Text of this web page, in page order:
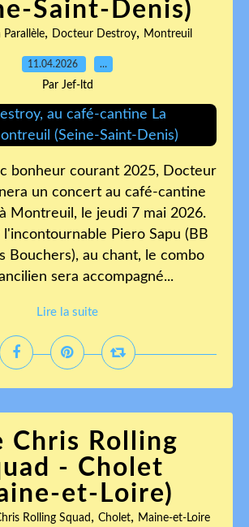
Saint-Denis)
Parallèle, Docteur Destroy, Montreuil
11.04.2026 …
Par Jef-ltd
bonheur courant 2025, Docteur
un concert au café-cantine
Montreuil, le jeudi 7 mai 2026.
l'incontournable Piero Sapu (BB
Bouchers), au chant, le combo
sera accompagné...
Lire la suite
Chris Rolling
- Cholet
et-Loire)
Rolling Squad , Cholet, Maine-et-Loire